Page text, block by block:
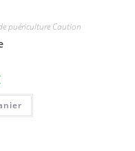
puériculture Caution